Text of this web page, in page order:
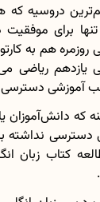
دروسیه که
برای موفقیت
روزمره هم به
یازدهم ریاضی
آموزشی
که دانش‌آموزان
دسترسی نداشته
کتاب زبان